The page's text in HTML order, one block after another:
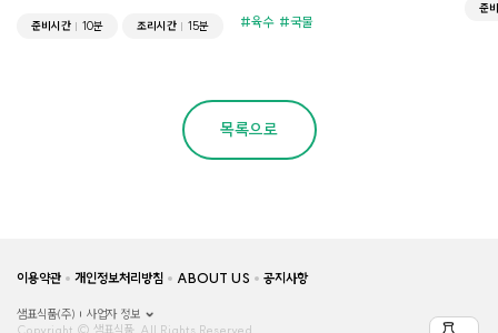
준비시간 10분 조리시간 15분 육수 국물
준
목록으로
이용약관 개인정보처리방침 ABOUT US 공지사항
샘표식품(주)
사업자 정보
Copyright © 샘표식품, All Rights Reserved.